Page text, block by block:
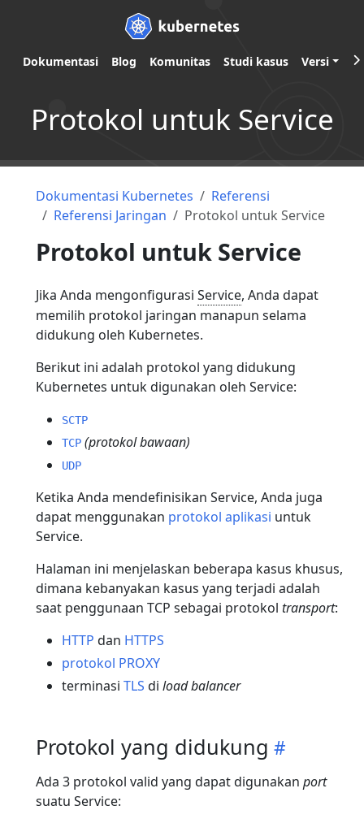
Dokumentasi Blog Komunitas Studi kasus Versi
Protokol untuk Service
Dokumentasi Kubernetes
Referensi
Referensi Jaringan
Protokol untuk Service
Protokol untuk Service
Jika Anda mengonfigurasi Service, Anda dapat
memilih protokol jaringan manapun selama
didukung oleh Kubernetes.
Berikut ini adalah protokol yang didukung
Kubernetes untuk digunakan oleh Service:
SCTP
TCP (protokol bawaan)
UDP
Ketika Anda mendefinisikan Service, Anda juga
dapat menggunakan protokol aplikasi untuk
Service.
Halaman ini menjelaskan beberapa kasus khusus,
dimana kebanyakan kasus yang terjadi adalah
saat penggunaan TCP sebagai protokol transport:
HTTP dan HTTPS
protokol PROXY
terminasi TLS di load balancer
Protokol yang didukung
Ada 3 protokol valid yang dapat digunakan port
suatu Service: